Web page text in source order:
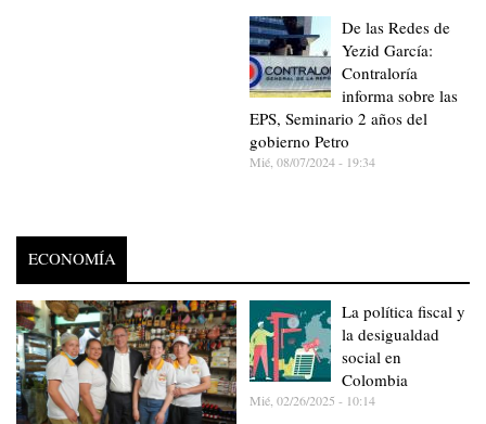
De las Redes de
Yezid García:
Contraloría
informa sobre las
EPS, Seminario 2 años del
gobierno Petro
Mié, 08/07/2024 - 19:34
ECONOMÍA
La política fiscal y
la desigualdad
social en
Colombia
Mié, 02/26/2025 - 10:14